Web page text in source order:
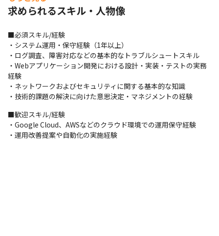
■ AI Stack
Developer / Cursor / Gemini Code Assist
生成AIモデル: Gemini / Claude / ChatGPT
AIフレームワーク: LangChain / Agent Framework / RAG
AI開発プラットフォーム: Vertex AI / Amazon Bedrock (Claude,
Nova)
求められるスキル・人物像
■必須スキル/経験
・システム運用・保守経験（1年以上）
・ログ調査、障害対応などの基本的なトラブルシュートスキル
・Webアプリケーション開発における設計・実装・テストの実務
経験
・ネットワークおよびセキュリティに関する基本的な知識
・技術的課題の解決に向けた意思決定・マネジメントの経験
■歓迎スキル/経験
・Google Cloud、AWSなどのクラウド環境での運用保守経験
・運用改善提案や自動化の実施経験